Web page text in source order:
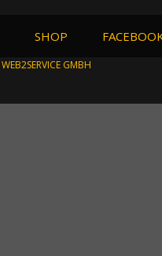
SHOP
WEB2SERVICE GMBH